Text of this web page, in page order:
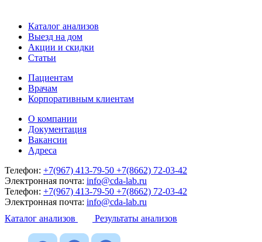
Каталог анализов
Выезд на дом
Акции и скидки
Статьи
Пациентам
Врачам
Корпоративным клиентам
О компании
Документация
Вакансии
Адреса
Телефон: +7(967) 413-79-50 +7(8662) 72-03-42
Электронная почта: info@cda-lab.ru
Телефон: +7(967) 413-79-50 +7(8662) 72-03-42
Электронная почта: info@cda-lab.ru
Каталог анализов
Результаты анализов